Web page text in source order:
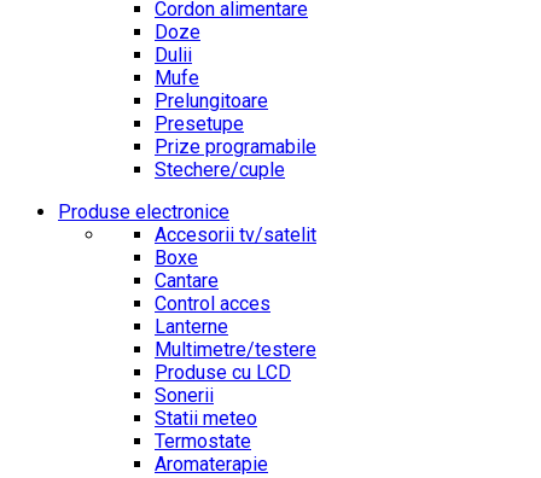
Cordon alimentare
Doze
Dulii
Mufe
Prelungitoare
Presetupe
Prize programabile
Stechere/cuple
Produse electronice
Accesorii tv/satelit
Boxe
Cantare
Control acces
Lanterne
Multimetre/testere
Produse cu LCD
Sonerii
Statii meteo
Termostate
Aromaterapie